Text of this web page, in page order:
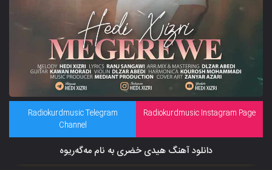
Radiokurdmusic Instagram Page
Radiokurdmusic Telegram
Channel
دانلود آهنگ هیدی خضری به نام مەگەریوە